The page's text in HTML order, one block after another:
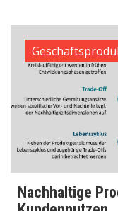
Nachhaltige